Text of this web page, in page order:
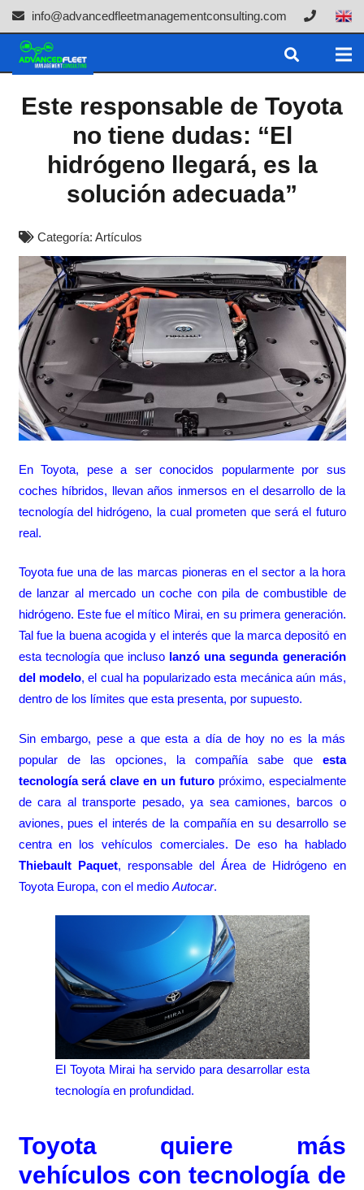
info@advancedfleetmanagementconsulting.com
Este responsable de Toyota
no tiene dudas: “El
hidrógeno llegará, es la
solución adecuada”
Categoría: Artículos
En Toyota, pese a ser conocidos popularmente por sus
coches híbridos, llevan años inmersos en el desarrollo de la
tecnología del hidrógeno, la cual prometen que será el futuro
real.
Toyota fue una de las marcas pioneras en el sector a la hora
de lanzar al mercado un coche con pila de combustible de
hidrógeno. Este fue el mítico Mirai, en su primera generación.
Tal fue la buena acogida y el interés que la marca depositó en
esta tecnología que inclusolanzó una segunda generación
del modelo, el cual ha popularizado esta mecánica aún más,
dentro de los límites que esta presenta, por supuesto.
Sin embargo, pese a que esta a día de hoy no es la más
popular de las opciones, la compañía sabe que esta
tecnología será clave en un futuropróximo, especialmente
de cara al transporte pesado, ya sea camiones, barcos o
aviones, pues el interés de la compañía en su desarrollo se
centra en los vehículos comerciales. De eso ha hablado
Thiebault Paquet, responsable del Área de Hidrógeno en
Toyota Europa, con el medio Autocar.
El Toyota Mirai ha servido para desarrollar esta
tecnología en profundidad.
Toyota quiere más
vehículos con tecnología de